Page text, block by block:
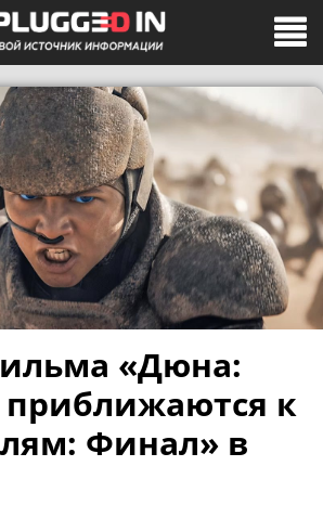
«Дюна:
приближаются к
Финал» в